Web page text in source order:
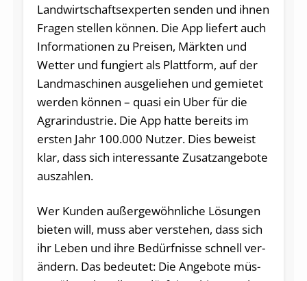
Landwirtschaftsexperten senden und ihnen
Fragen stellen können. Die App liefert auch
Informationen zu Preisen, Märkten und
Wetter und fungiert als Plattform, auf der
Landmaschinen ausgeliehen und gemietet
werden können – quasi ein Uber für die
Agrarindustrie. Die App hatte bereits im
ersten Jahr 100.000 Nutzer. Dies beweist
klar, dass sich interessante Zusatzangebote
auszahlen.
Wer Kun­den au­ßer­ge­wöhn­li­che Lö­sun­gen
bie­ten will, muss aber ver­ste­hen, dass sich
ihr Le­ben und ih­re Be­dürf­nis­se schnell ver­
än­dern. Das be­deu­tet: Die An­ge­bo­te müs­